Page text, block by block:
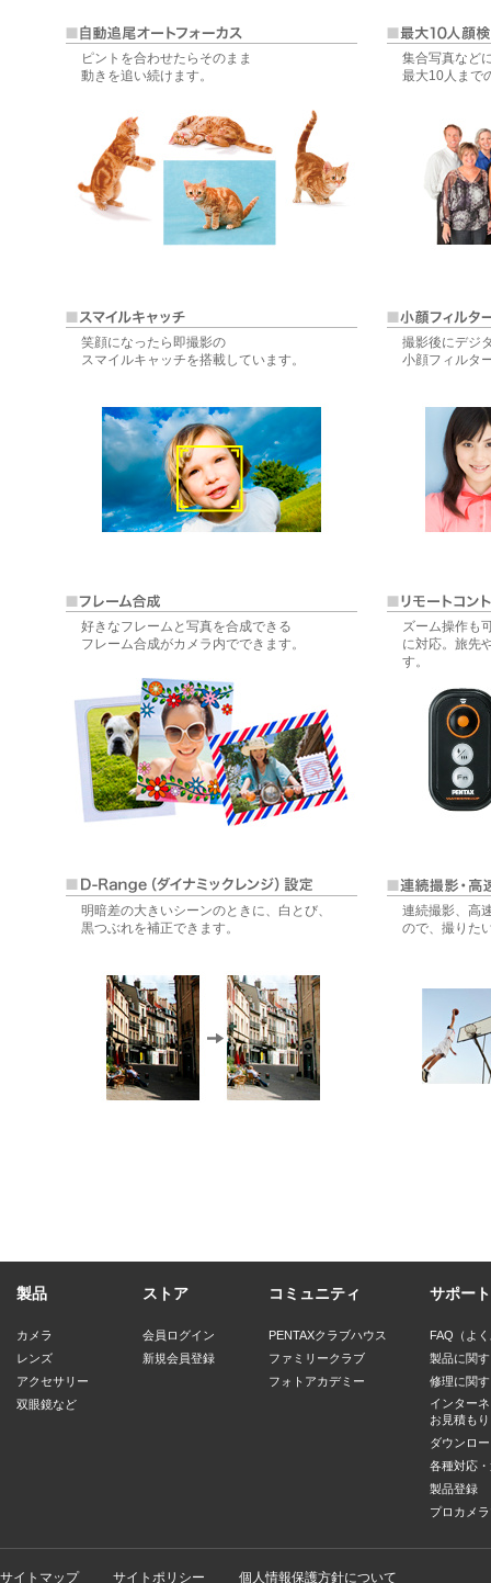
ピントを合わせたらそのまま
動きを追い続けます。
集合写真など
最大10人まで
笑顔になったら即撮影の
スマイルキャッチを搭載しています。
撮影後にデジ
小顔フィルタ
好きなフレームと写真を合成できる
フレーム合成がカメラ内でできます。
ズーム操作も
に対応。旅先
す。
明暗差の大きいシーンのときに、白とび、
黒つぶれを補正できます。
連続撮影、高
ので、撮りた
製品
カメラ
レンズ
アクセサリー
双眼鏡など
ストア
会員ログイン
新規会員登録
コミュニティ
PENTAXクラブハウス
ファミリークラブ
フォトアカデミー
サポート
FAQ（よ
製品に関
修理に関
インター
お見積もり
ダウンロ
各種対応
製品登録
プロカメ
サイトマップ サイトポリシー 個人情報保護方針について